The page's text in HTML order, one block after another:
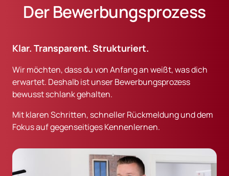
Der Bewerbungsprozess
Klar. Transparent. Strukturiert.
Wir möchten, dass du von Anfang an weißt, was dich
erwartet. Deshalb ist unser Bewerbungsprozess
bewusst schlank gehalten.
Mit klaren Schritten, schneller Rückmeldung und dem
Fokus auf gegenseitiges Kennenlernen.